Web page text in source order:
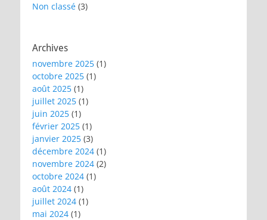
Non classé (3)
Archives
novembre 2025 (1)
octobre 2025 (1)
août 2025 (1)
juillet 2025 (1)
juin 2025 (1)
février 2025 (1)
janvier 2025 (3)
décembre 2024 (1)
novembre 2024 (2)
octobre 2024 (1)
août 2024 (1)
juillet 2024 (1)
mai 2024 (1)